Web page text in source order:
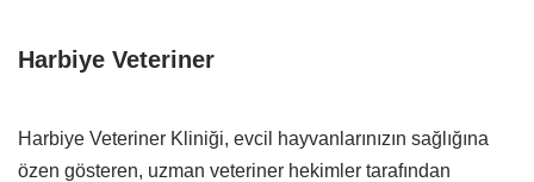
Harbiye Veteriner
Harbiye Veteriner Kliniği, evcil hayvanlarınızın sağlığına
özen gösteren, uzman veteriner hekimler tarafından